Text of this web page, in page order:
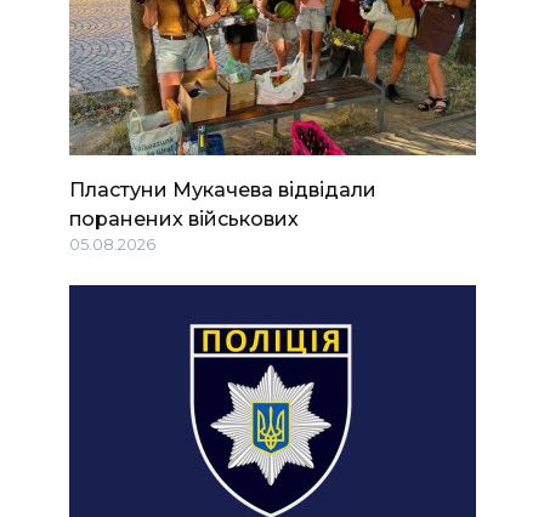
Пластуни Мукачева відвідали
поранених військових
05.08.2026